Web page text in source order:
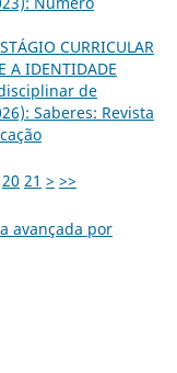
CURRICULAR
A IDENTIDADE
de
Saberes: Revista
20 21 > >>
avançada por